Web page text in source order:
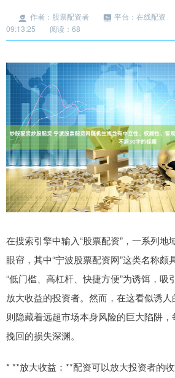
作者：股票配资者 平台：在线配资
09:13:25
阅读：68
在搜索引擎中输入“股票配资”，一系列地
眼帘，其中“宁波股票配资网”这类名称颇
“低门槛、高杠杆、快捷方便”为诱饵，吸
放大收益的投资者。然而，在这看似诱人
则隐藏着远超市场本身风险的巨大陷阱
挽回的损失深渊。
* **放大收益：**配资可以放大投资者的